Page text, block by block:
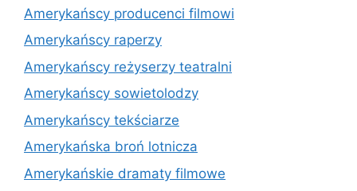
Amerykańscy producenci filmowi
Amerykańscy raperzy
Amerykańscy reżyserzy teatralni
Amerykańscy sowietolodzy
Amerykańscy tekściarze
Amerykańska broń lotnicza
Amerykańskie dramaty filmowe